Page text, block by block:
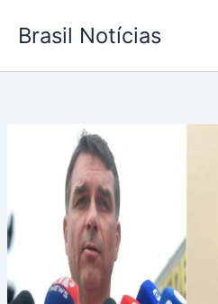
para
conteúdo
Brasil Notícias